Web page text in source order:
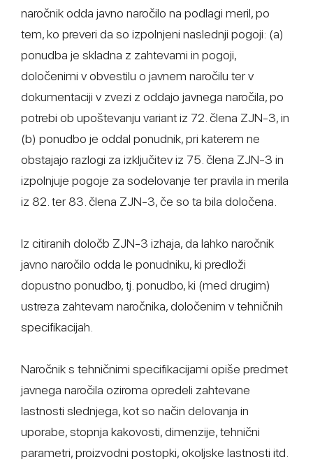
naročnik odda javno naročilo na podlagi meril, po
tem, ko preveri da so izpolnjeni naslednji pogoji: (a)
ponudba je skladna z zahtevami in pogoji,
določenimi v obvestilu o javnem naročilu ter v
dokumentaciji v zvezi z oddajo javnega naročila, po
potrebi ob upoštevanju variant iz 72. člena ZJN-3, in
(b) ponudbo je oddal ponudnik, pri katerem ne
obstajajo razlogi za izključitev iz 75. člena ZJN-3 in
izpolnjuje pogoje za sodelovanje ter pravila in merila
iz 82. ter 83. člena ZJN-3, če so ta bila določena.
Iz citiranih določb ZJN-3 izhaja, da lahko naročnik
javno naročilo odda le ponudniku, ki predloži
dopustno ponudbo, tj. ponudbo, ki (med drugim)
ustreza zahtevam naročnika, določenim v tehničnih
specifikacijah.
Naročnik s tehničnimi specifikacijami opiše predmet
javnega naročila oziroma opredeli zahtevane
lastnosti slednjega, kot so način delovanja in
uporabe, stopnja kakovosti, dimenzije, tehnični
parametri, proizvodni postopki, okoljske lastnosti itd.